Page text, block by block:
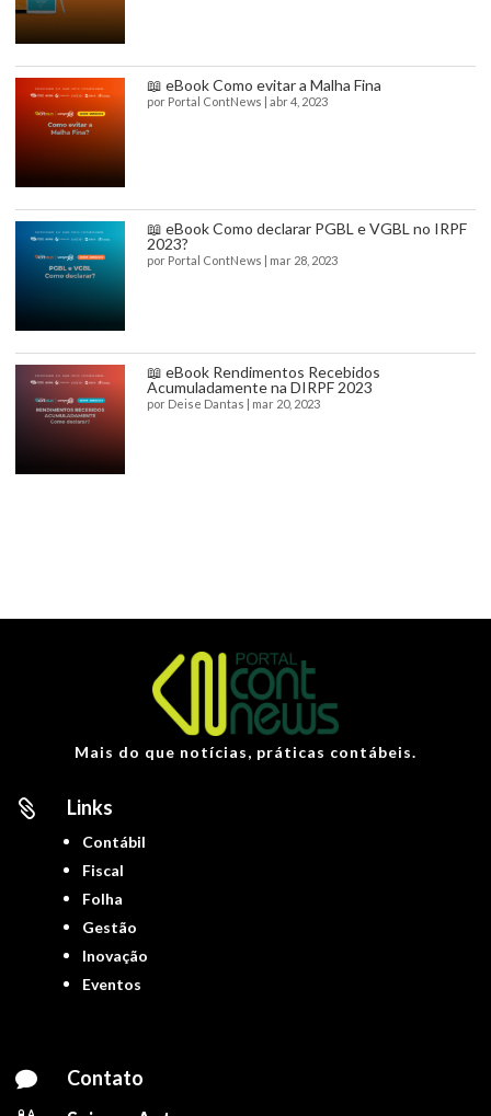
📖 eBook Como evitar a Malha Fina
por Portal ContNews abr 4, 2023
📖 eBook Como declarar PGBL e VGBL no IRPF
2023?
por Portal ContNews mar 28, 2023
📖 eBook Rendimentos Recebidos
Acumuladamente na DIRPF 2023
por Deise Dantas mar 20, 2023
Mais do que notícias, práticas contábeis.
 Links
Contábil
Fiscal
Folha
Gestão
Inovação
Eventos
 Contato